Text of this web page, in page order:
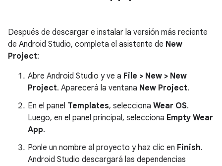
Después de descargar e instalar la versión más reciente
de Android Studio, completa el asistente de New
Project:
Abre Android Studio y ve a File > New > New
Project. Aparecerá la ventana New Project.
En el panel Templates, selecciona Wear OS.
Luego, en el panel principal, selecciona Empty Wear
App.
Ponle un nombre al proyecto y haz clic en Finish.
Android Studio descargará las dependencias